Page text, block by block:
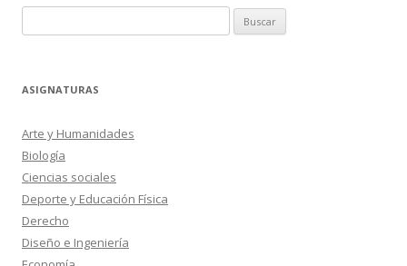
ASIGNATURAS
Arte y Humanidades
Biología
Ciencias sociales
Deporte y Educación Física
Derecho
Diseño e Ingeniería